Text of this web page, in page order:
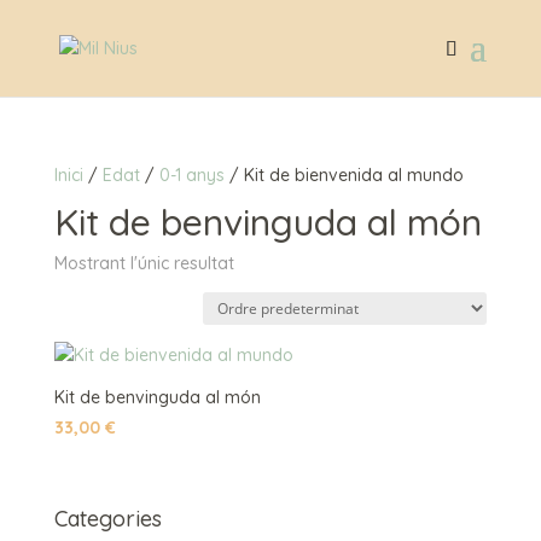
Inici / Edat/ 0-1 anys / Kit de bienvenida al mundo
Kit de benvinguda al món
Mostrant l'únic resultat
Kit de benvinguda al món
33,00 €
Categories